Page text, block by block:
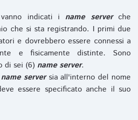
indicati i name serverche
che si sta registrando. I primi due
e dovrebbero essere connessi a
e fisicamente distinte. Sono
di sei (6) name server.
name serversia all'interno del nome
essere specificato anche il suo